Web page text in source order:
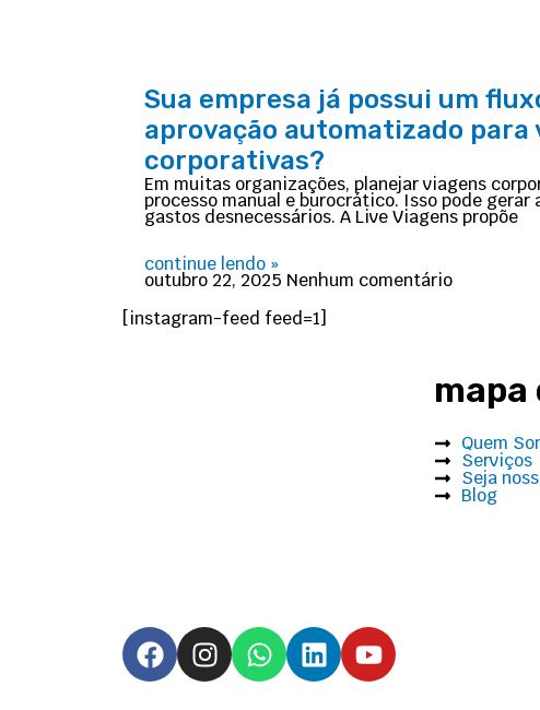
Sua empresa já possui um
aprovação automatizado para
corporativas?
Em muitas organizações, planejar viagens
processo manual e burocrático. Isso pode gerar
gastos desnecessários. A Live Viagens propõe
continue lendo »
outubro 22, 2025 Nenhum comentário
[instagram-feed feed=1]
mapa
Quem
Serviços
Seja
Blog
F
a
c
I
n
s
W
h
a
L
i
n
Y
o
u